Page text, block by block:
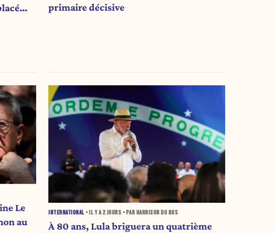
primaire décisive
Le
au
INTERNATIONAL • IL Y A2 JOURS • PAR HARRISON DU BUS
À 80 ans, Lula briguera un quatrième